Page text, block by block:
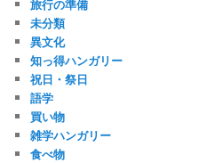
旅行の準備
未分類
異文化
知っ得ハンガリー
祝日・祭日
語学
買い物
雑学ハンガリー
食べ物